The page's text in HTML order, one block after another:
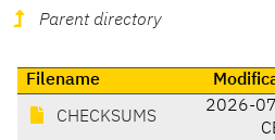
Parent directory
Filename
CHECKSUMS
2026-